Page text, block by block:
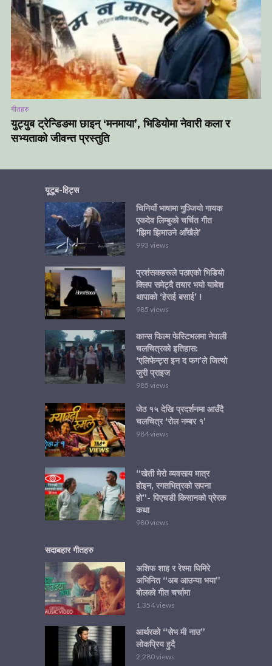
गीतहरु
युट्युब ट्रेन्डिङमा छाइन् ‘मनमाया’, भिडियोमा नेवारी कला र
सभ्यताको जीवन्त प्रस्तुति
यूटूब-हिट्स
चिनियाँ भाषामा गुञ्जियो गायक
एकदेव लिम्बुको चर्चित गीत
‘झिम झिमाउने आँखैले’
993 views
प्रशंसकहरूले पठाएको भिडियो
क्लिप समेट्दै तयार भयो याबेश
थापाको ‘हेराई बसाई’ !
985 views
कान्स फिल्म फेस्टिभलमा नेपाली
चलचित्रको इतिहास:
‘एलिफेन्ट्स इन द फग’ले जित्यो
जुरी प्राइज
985 views
जेठ १५ देखि प्रदर्शनमा आउँदै
चलचित्र ‘रोल नम्बर १’
984 views
“खेती मेरो व्यवसाय मात्र
होइन, रगतभित्रको सपना
हो”- पिएचडी किसानको प्रेरक
कथा
980 views
सदाबहार गीतहरु
अशिफ शाह र रेश्मा घिमिरे
अभिनित “अब आउन्या भया”
बोलको गीत चर्चामा
1,354 views
आर्थरको “सेभ मी नाउ”
लोकप्रिय हुदै
2,280 views